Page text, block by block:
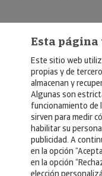
© Copyright 2026,
Aviso Legal
Política de Privacidad
RGPD
Esta página
Este sitio web
propias y de
almacenan y
Algunas son
funcionamiento de
sirven para medir
habilitar su
publicidad. A
en la opción
en la opción
elección